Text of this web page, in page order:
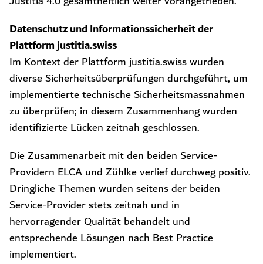
Datenschutz und Informationssicherheit der
Plattform justitia.swiss
Im Kontext der Plattform justitia.swiss wurden
diverse Sicherheitsüberprüfungen durchgeführt, um
implementierte technische Sicherheitsmassnahmen
zu überprüfen; in diesem Zusammenhang wurden
identifizierte Lücken zeitnah geschlossen.
Die Zusammenarbeit mit den beiden Service-
Providern ELCA und Zühlke verlief durchweg positiv.
Dringliche Themen wurden seitens der beiden
Service-Provider stets zeitnah und in
hervorragender Qualität behandelt und
entsprechende Lösungen nach Best Practice
implementiert.